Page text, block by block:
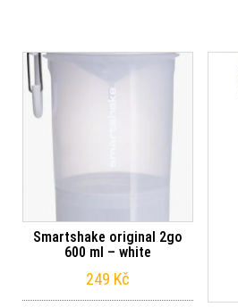
Smartshake original 2go
600 ml – white
249 Kč